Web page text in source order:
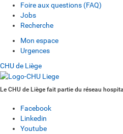
Foire aux questions (FAQ)
Jobs
Recherche
Mon espace
Urgences
CHU de Liège
Le CHU de Liège fait partie du réseau
Facebook
Linkedin
Youtube